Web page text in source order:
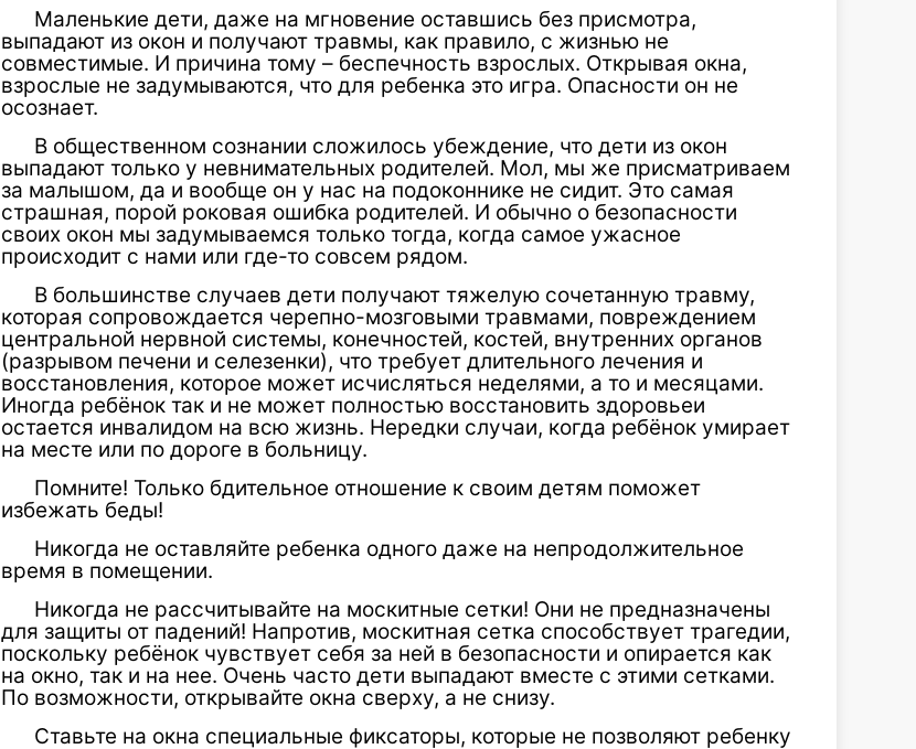
Маленькие дети, даже на мгновение оставшись без присмотра,
выпадают из окон и получают травмы, как правило, с жизнью не
совместимые. И причина тому – беспечность взрослых. Открывая окна,
взрослые не задумываются, что для ребенка это игра. Опасности он не
осознает.
В общественном сознании сложилось убеждение, что дети из окон
выпадают только у невнимательных родителей. Мол, мы же присматриваем
за малышом, да и вообще он у нас на подоконнике не сидит. Это самая
страшная, порой роковая ошибка родителей. И обычно о безопасности
своих окон мы задумываемся только тогда, когда самое ужасное
происходит с нами или где-то совсем рядом.
В большинстве случаев дети получают тяжелую сочетанную травму,
которая сопровождается черепно-мозговыми травмами, повреждением
центральной нервной системы, конечностей, костей, внутренних органов
(разрывом печени и селезенки), что требует длительного лечения и
восстановления, которое может исчисляться неделями, а то и месяцами.
Иногда ребёнок так и не может полностью восстановить здоровьеи
остается инвалидом на всю жизнь. Нередки случаи, когда ребёнок умирает
на месте или по дороге в больницу.
Помните! Только бдительное отношение к своим детям поможет
избежать беды!
Никогда не оставляйте ребенка одного даже на непродолжительное
время в помещении.
Никогда не рассчитывайте на москитные сетки! Они не предназначены
для защиты от падений! Напротив, москитная сетка способствует трагедии,
поскольку ребёнок чувствует себя за ней в безопасности и опирается как
на окно, так и на нее. Очень часто дети выпадают вместе с этими сетками.
По возможности, открывайте окна сверху, а не снизу.
Ставьте на окна специальные фиксаторы, которые не позволяют ребенку